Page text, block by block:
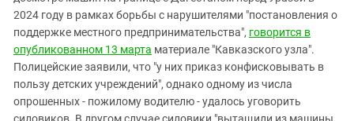
2024 году в рамках борьбы с нарушителями "постановления о
поддержке местного предпринимательства", говорится в
опубликованном 13 марта материале "Кавказского узла".
Полицейские заявили, что "у них приказ конфисковывать в
пользу детских учреждений", однако одному из числа
опрошенных - пожилому водителю - удалось уговорить